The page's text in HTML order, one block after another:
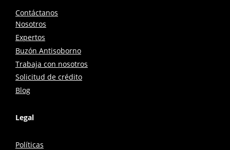
Contáctanos
Nosotros
Expertos
Buzón Antisoborno
Trabaja con nosotros
Solicitud de crédito
Blog
Legal
Políticas